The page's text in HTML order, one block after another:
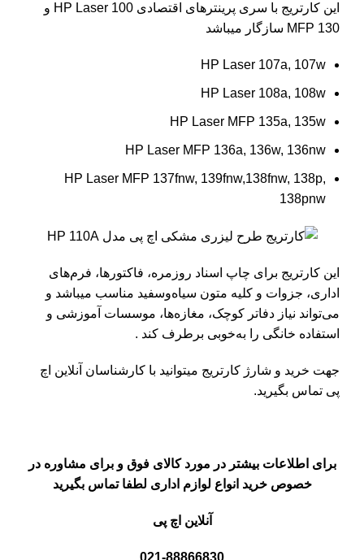
این کارتریج با سری پرینترهای اقتصادی HP Laser 100 و
MFP 130 سازگار میباشد
HP Laser 107a, 107w
HP Laser 108a, 108w
HP Laser MFP 135a, 135w
HP Laser MFP 136a, 136w, 136nw
HP Laser MFP 137fnw, 139fnw,138fnw, 138p,
138pnw
این کارتریج برای چاپ اسناد روزمره، فاکتورها، فرم‌های
اداری، جزوات و کلیه متون سیاه‌وسفید مناسب میباشد و
می‌تواند نیاز دفاتر کوچک، مغازه‌ها، موسسات آموزشی و
استفاده خانگی را به‌خوبی برطرف کند .
جهت خرید و شارژ کارتریج میتوانید با کارشناسان آنلاین اچ
پی تماس بگیرید.
برای اطلاعات بیشتر در مورد کالای فوق و برای مشاوره در
خصوص خرید انواع لوازم اداری لطفا تماس بگیرید
آنلاین اچ پی